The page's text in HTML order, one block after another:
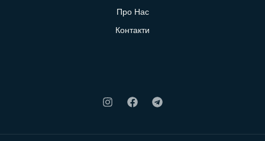
Про Нас
Контакти